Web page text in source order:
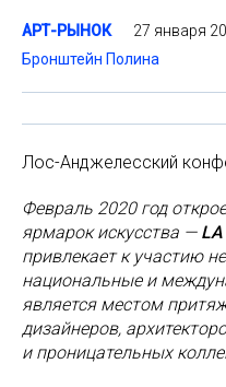
АРТ-РЫНОК
27 января
Бронштейн Полина
Лос-Анджелесский
Февраль 2020 год
ярмарок искусства —
привлекает к участию
национальные и
является местом
дизайнеров,
и проницательных